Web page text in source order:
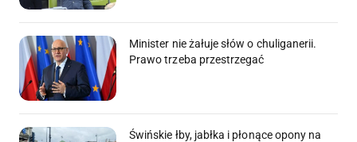
Minister nie żałuje słów o chuliganerii.
Prawo trzeba przestrzegać
Świńskie łby, jabłka i płonące opony na